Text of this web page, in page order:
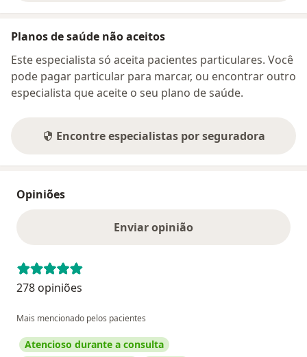
Planos de saúde não aceitos
Este especialista só aceita pacientes particulares. Você
pode pagar particular para marcar, ou encontrar outro
especialista que aceite o seu plano de saúde.
Encontre especialistas por seguradora
Opiniões
Enviar opinião
278 opiniões
Mais mencionado pelos pacientes
Atencioso durante a consulta